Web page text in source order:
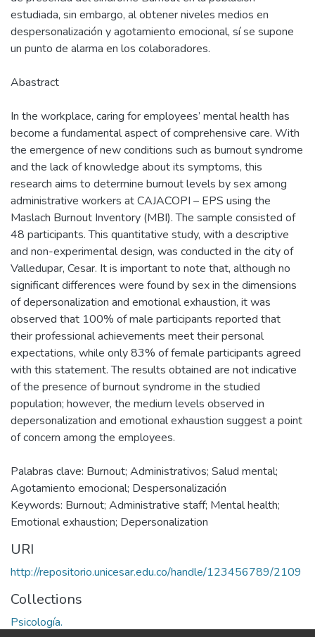
estudiada, sin embargo, al obtener niveles medios en
despersonalización y agotamiento emocional, sí se supone
un punto de alarma en los colaboradores.
Abastract
In the workplace, caring for employees’ mental health has
become a fundamental aspect of comprehensive care. With
the emergence of new conditions such as burnout syndrome
and the lack of knowledge about its symptoms, this
research aims to determine burnout levels by sex among
administrative workers at CAJACOPI – EPS using the
Maslach Burnout Inventory (MBI). The sample consisted of
48 participants. This quantitative study, with a descriptive
and non-experimental design, was conducted in the city of
Valledupar, Cesar. It is important to note that, although no
significant differences were found by sex in the dimensions
of depersonalization and emotional exhaustion, it was
observed that 100% of male participants reported that
their professional achievements meet their personal
expectations, while only 83% of female participants agreed
with this statement. The results obtained are not indicative
of the presence of burnout syndrome in the studied
population; however, the medium levels observed in
depersonalization and emotional exhaustion suggest a point
of concern among the employees.
Palabras clave: Burnout; Administrativos; Salud mental;
Agotamiento emocional; Despersonalización
Keywords: Burnout; Administrative staff; Mental health;
Emotional exhaustion; Depersonalization
URI
http://repositorio.unicesar.edu.co/handle/123456789/2109
Collections
Psicología.